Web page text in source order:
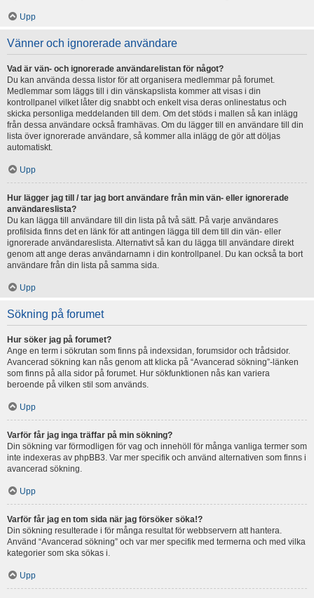
Upp
Vänner och ignorerade användare
Vad är vän- och ignorerade användarelistan för något?
Du kan använda dessa listor för att organisera medlemmar på forumet.
Medlemmar som läggs till i din vänskapslista kommer att visas i din
kontrollpanel vilket låter dig snabbt och enkelt visa deras onlinestatus och
skicka personliga meddelanden till dem. Om det stöds i mallen så kan inlägg
från dessa användare också framhävas. Om du lägger till en användare till din
lista över ignorerade användare, så kommer alla inlägg de gör att döljas
automatiskt.
Upp
Hur lägger jag till / tar jag bort användare från min vän- eller ignorerade
användareslista?
Du kan lägga till användare till din lista på två sätt. På varje användares
profilsida finns det en länk för att antingen lägga till dem till din vän- eller
ignorerade användareslista. Alternativt så kan du lägga till användare direkt
genom att ange deras användarnamn i din kontrollpanel. Du kan också ta bort
användare från din lista på samma sida.
Upp
Sökning på forumet
Hur söker jag på forumet?
Ange en term i sökrutan som finns på indexsidan, forumsidor och trådsidor.
Avancerad sökning kan nås genom att klicka på “Avancerad sökning”-länken
som finns på alla sidor på forumet. Hur sökfunktionen nås kan variera
beroende på vilken stil som används.
Upp
Varför får jag inga träffar på min sökning?
Din sökning var förmodligen för vag och innehöll för många vanliga termer som
inte indexeras av phpBB3. Var mer specifik och använd alternativen som finns i
avancerad sökning.
Upp
Varför får jag en tom sida när jag försöker söka!?
Din sökning resulterade i för många resultat för webbservern att hantera.
Använd “Avancerad sökning” och var mer specifik med termerna och med vilka
kategorier som ska sökas i.
Upp